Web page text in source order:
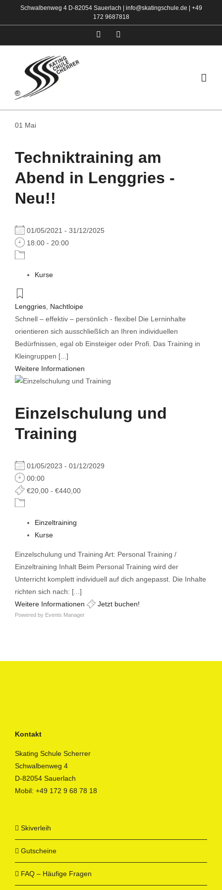
Schwalbenweg 4 D-82054 Sauerlach | info@skatingschule.de
+49
172 9687818
Facebook
01 Mai
Techniktraining am
Abend in Lenggries -
Neu!!
01/05/2021 - 31/12/2025
18:00 - 20:00
Kurse
Lenggries Nachtloipe
Schnell – effektiv – persönlich - flexibel Die Lerninhalte
orientieren sich ausschließlich an Ihren individuellen
Bedürfnissen, egal ob Einsteiger oder Profi. Das Training in
Kleingruppen [...]
Weitere Informationen
Einzelschulung und
Training
01/05/2023 - 01/12/2029
00:00
€20,00 - €440,00
Einzeltraining
Kurse
Einzelschulung und Training Art: Personal Training /
Einzeltraining Inhalt Beim Personal Training wird der
Unterricht komplett individuell auf dich angepasst. Die Inhalte
richten sich nach: [...]
Weitere Informationen
Jetzt buchen!
Powered by Events Manager
Kontakt
Skating Schule Scherrer
Schwalbenweg 4
D-82054 Sauerlach
Mobil: +49 172 9 68 78 18
Skiverleih
Gutscheine
FAQ – Häufige Fragen